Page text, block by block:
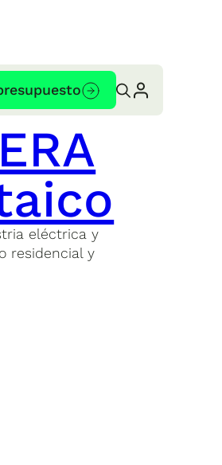
eléctrica y
residencial y